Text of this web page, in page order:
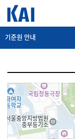
기준원 안내